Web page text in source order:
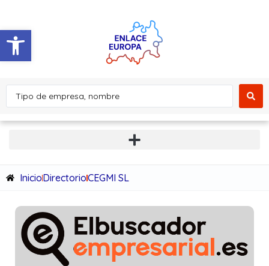
Abrir barra de herramientas
InicioDirectorioCEGMI SL